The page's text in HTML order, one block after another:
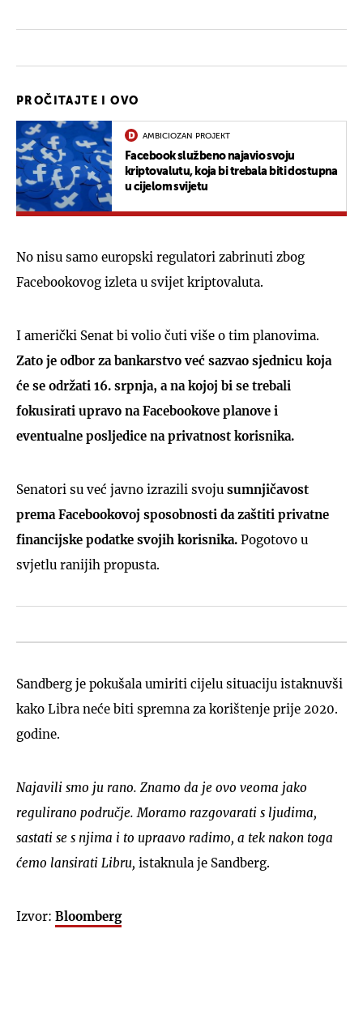
PROČITAJTE I OVO
AMBICIOZAN PROJEKT
Facebook službeno najavio svoju
kriptovalutu, koja bi trebala biti dostupna
u cijelom svijetu
No nisu samo europski regulatori zabrinuti zbog
Facebookovog izleta u svijet kriptovaluta.
I američki Senat bi volio čuti više o tim planovima.
Zato je odbor za bankarstvo već sazvao sjednicu koja
će se održati 16. srpnja, a na kojoj bi se trebali
fokusirati upravo na Facebookove planove i
eventualne posljedice na privatnost korisnika.
Senatori su već javno izrazili svoju sumnjičavost
prema Facebookovoj sposobnosti da zaštiti privatne
financijske podatke svojih korisnika. Pogotovo u
svjetlu ranijih propusta.
Sandberg je pokušala umiriti cijelu situaciju istaknuvši
kako Libra neće biti spremna za korištenje prije 2020.
godine.
Najavili smo ju rano. Znamo da je ovo veoma jako
regulirano područje. Moramo razgovarati s ljudima,
sastati se s njima i to upraavo radimo, a tek nakon toga
ćemo lansirati Libru, istaknula je Sandberg.
Izvor: Bloomberg